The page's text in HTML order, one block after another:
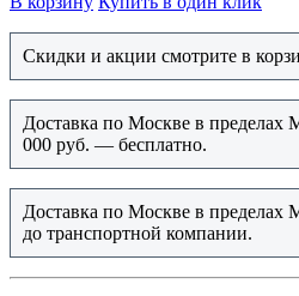
Скидки и акции смотрите в
Доставка по Москве в
000 руб. — бесплатно.
Доставка по Москве в пределах
до транспортной компании.